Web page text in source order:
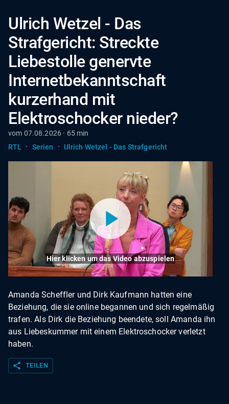
Ulrich Wetzel - Das
Strafgericht: Streckte
Liebestolle genervte
Internetbekanntschaft
kurzerhand mit
Elektroschocker nieder?
vom 07.08.2026 · 65 min
RTL
· Serien · Ulrich Wetzel - Das Strafgericht
Hier klicken um das Video abzuspielen
Amanda Scheffler und Dirk Kaufmann hatten eine
Beziehung, die sie online begannen und sich regelmäßig
trafen. Als Dirk die Beziehung beendete, soll Amanda ihn
aus Liebeskummer mit einem Elektroschocker verletzt
haben.
share TEILEN